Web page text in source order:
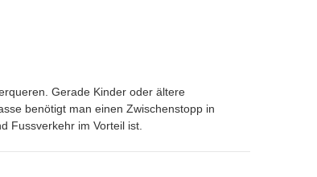
Gerade Kinder oder ältere
benötigt man einen Zwischenstopp in
Fussverkehr im Vorteil ist.